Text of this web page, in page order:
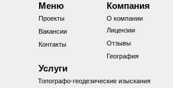
Проекты
Вакансии
Контакты
Меню
География
Отзывы
Лицензии
О компании
Компания
Топографо-геодезические изыскания
Услуги